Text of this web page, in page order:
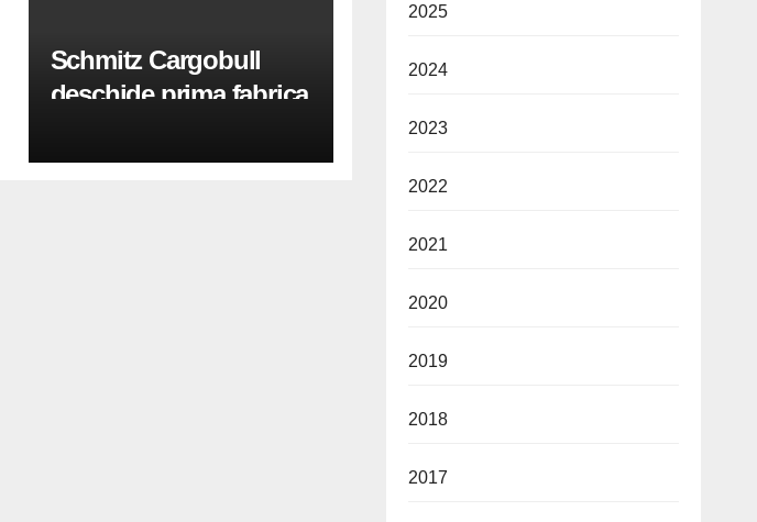
Schmitz Cargobull
deschide prima fabrica
3 milioane de euro
2025
2024
2023
2022
2021
2020
2019
2018
2017